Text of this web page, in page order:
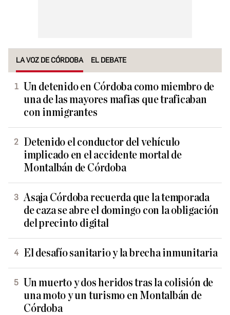
LA VOZ DE CÓRDOBA EL DEBATE
Un detenido en Córdoba como miembro de
una de las mayores mafias que traficaban
con inmigrantes
Detenido el conductor del vehículo
implicado en el accidente mortal de
Montalbán de Córdoba
Asaja Córdoba recuerda que la temporada
de caza se abre el domingo con la obligación
del precinto digital
El desafío sanitario y la brecha inmunitaria
Un muerto y dos heridos tras la colisión de
una moto y un turismo en Montalbán de
Córdoba